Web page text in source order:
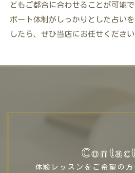
どもご都合に合わせることが可能
ポート体制がしっかりとした占い
したら、ぜひ当店にお任せください
体験レッスンをご希望の